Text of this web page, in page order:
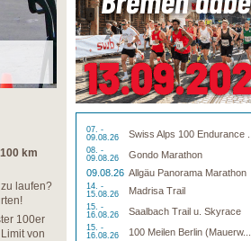
km
laufen?
100er
von
07. -
09.08.26
Swiss Alps 100 Endurance ...
08. -
09.08.26
Gondo Marathon
09.08.26 Allgäu Panorama Marathon
14. -
15.08.26
Madrisa Trail
15. -
16.08.26
Saalbach Trail u. Skyrace
15. -
16.08.26
100 Meilen Berlin (Mauerw...